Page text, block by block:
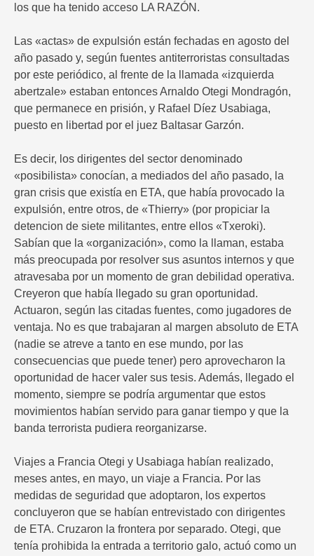
los que ha tenido acceso LA RAZÓN.
Las «actas» de expulsión están fechadas en agosto del
año pasado y, según fuentes antiterroristas consultadas
por este periódico, al frente de la llamada «izquierda
abertzale» estaban entonces Arnaldo Otegi Mondragón,
que permanece en prisión, y Rafael Díez Usabiaga,
puesto en libertad por el juez Baltasar Garzón.
Es decir, los dirigentes del sector denominado
«posibilista» conocían, a mediados del año pasado, la
gran crisis que existía en ETA, que había provocado la
expulsión, entre otros, de «Thierry» (por propiciar la
detencion de siete militantes, entre ellos «Txeroki).
Sabían que la «organización», como la llaman, estaba
más preocupada por resolver sus asuntos internos y que
atravesaba por un momento de gran debilidad operativa.
Creyeron que había llegado su gran oportunidad.
Actuaron, según las citadas fuentes, como jugadores de
ventaja. No es que trabajaran al margen absoluto de ETA
(nadie se atreve a tanto en ese mundo, por las
consecuencias que puede tener) pero aprovecharon la
oportunidad de hacer valer sus tesis. Además, llegado el
momento, siempre se podría argumentar que estos
movimientos habían servido para ganar tiempo y que la
banda terrorista pudiera reorganizarse.
Viajes a Francia Otegi y Usabiaga habían realizado,
meses antes, en mayo, un viaje a Francia. Por las
medidas de seguridad que adoptaron, los expertos
concluyeron que se habían entrevistado con dirigentes
de ETA. Cruzaron la frontera por separado. Otegi, que
tenía prohibida la entrada a territorio galo, actuó como un